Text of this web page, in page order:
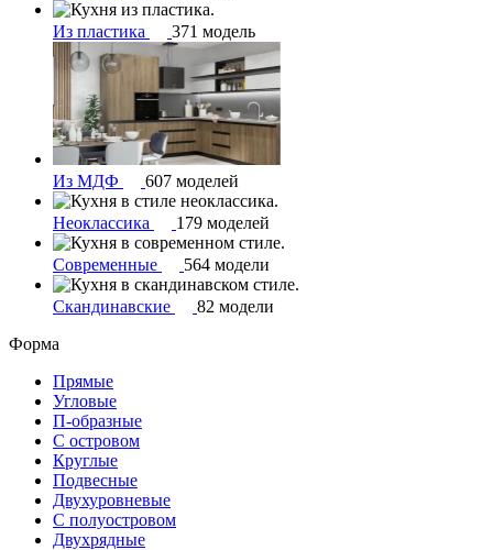
Из пластика 371 модель
Из МДФ 607 моделей
Неоклассика 179 моделей
Современные 564 модели
Скандинавские
82 модели
Форма
Прямые
Угловые
П-образные
С островом
Круглые
Подвесные
Двухуровневые
С полуостровом
Двухрядные